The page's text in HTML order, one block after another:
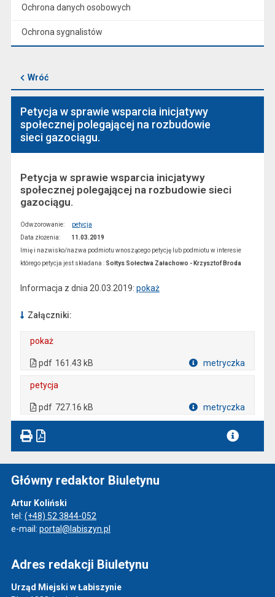
Ochrona danych osobowych
Ochrona sygnalistów
Wróć
Petycja w sprawie wsparcia inicjatywy
społecznej polegającej na rozbudowie
sieci gazociągu.
Petycja w sprawie wsparcia inicjatywy
społecznej polegającej na rozbudowie sieci
gazociągu.
Odwzorowanie: petycja
Data złożenia:
11.03.2019
Imię i nazwisko/nazwa podmiotu wnoszącego petycję lub podmiotu w interesie
którego petycja jest składana :Sołtys Sołectwa Załachowo - Krzysztof Broda
Informacja z dnia 20.03.2019: pokaż
Załączniki:
pokaż
pdf 161.43 kB metryczka
petycja
pdf 727.16 kB metryczka
Główny redaktor Biuletynu
Artur Koliński
tel: (+48) 52 3844-052
e-mail: portal@labiszyn.pl
Adres redakcji Biuletynu
Urząd Miejski w Łabiszynie